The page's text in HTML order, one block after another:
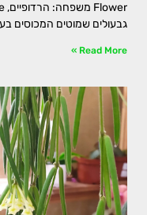
גבעולים שמוטים המכוסים
Read More »